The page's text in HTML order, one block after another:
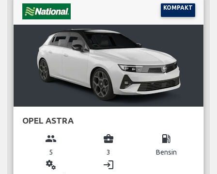
KOMPAKT
OPEL ASTRA
group
5
business_center
3
local_gas_station
Bensin
miscellaneous_services login